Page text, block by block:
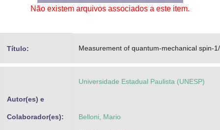
Advocacia-Geral da União
Banco Central do Brasil
Não existem arquivos associados a este item.
Título: Measurement of quantum-mechanical spin-
Autor(es) e
Colaborador(es):
Universidade Estadual Paulista (UNESP)
Belloni, Mario